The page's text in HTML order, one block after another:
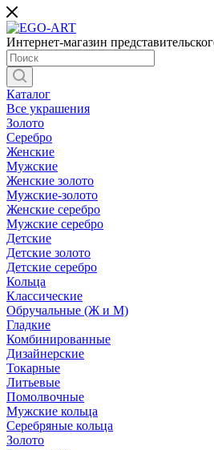
Интернет-магазин
Каталог
Все украшения
Золото
Серебро
Женские
Мужские
Женские золото
Мужские-золото
Женские серебро
Мужские серебро
Детские
Детские золото
Детские серебро
Кольца
Классические
Обручальные (Ж и М)
Гладкие
Комбинированные
Дизайнерские
Токарные
Литьевые
Помолвочные
Мужские кольца
Серебряные кольца
Золото